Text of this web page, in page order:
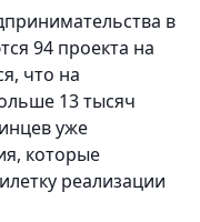
в
94 проекта на
что на
13 тысяч
уже
которые
реализации